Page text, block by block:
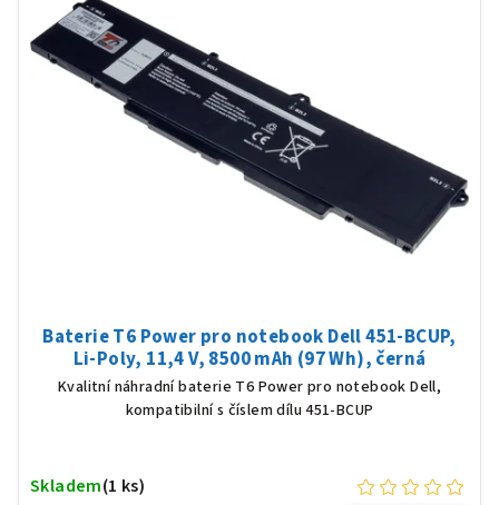
Baterie T6 Power pro notebook Dell 451-BCUP,
Li-Poly, 11,4 V, 8500 mAh (97 Wh), černá
Kvalitní náhradní baterie T6 Power pro notebook Dell,
kompatibilní s číslem dílu 451-BCUP
Skladem(1 ks)